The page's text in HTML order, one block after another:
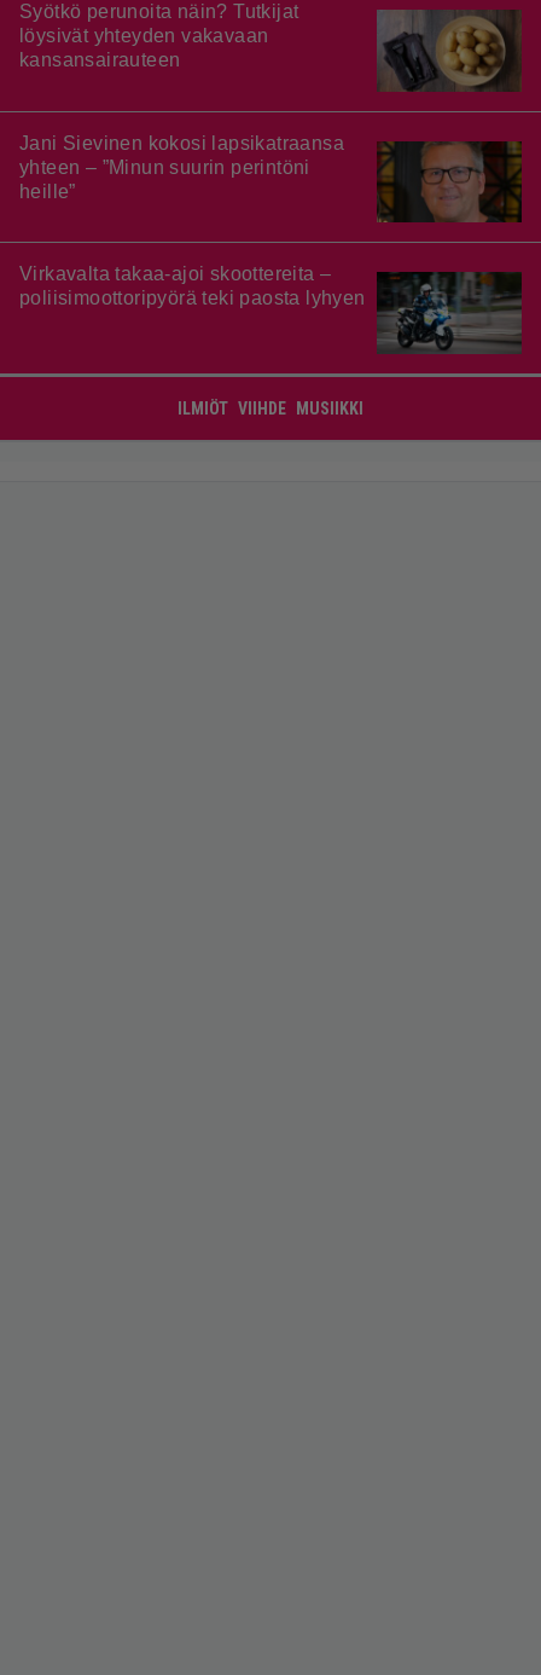
Syötkö perunoita näin? Tutkijat
löysivät yhteyden vakavaan
kansansairauteen
Jani Sievinen kokosi lapsikatraansa
yhteen – ”Minun suurin perintöni
heille”
Virkavalta takaa-ajoi skoottereita –
poliisimoottoripyörä teki paosta lyhyen
ILMIÖT VIIHDE MUSIIKKI